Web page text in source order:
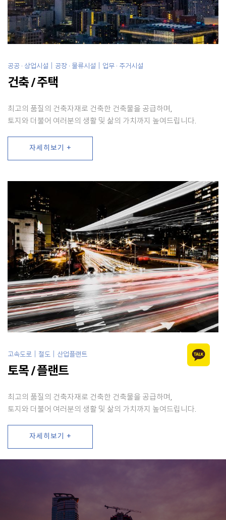
공공 · 상업시설｜공장 · 물류시설｜업무 · 주거시설
건축 / 주택
최고의 품질의 건축자재로 건축한 건축물을 공급하며,
토지와 더불어 여러분의 생활 및 삶의 가치까지 높여드립니다.
자세히보기 +
고속도로｜철도｜산업플랜트
토목 / 플랜트
최고의 품질의 건축자재로 건축한 건축물을 공급하며,
토지와 더불어 여러분의 생활 및 삶의 가치까지 높여드립니다.
자세히보기 +